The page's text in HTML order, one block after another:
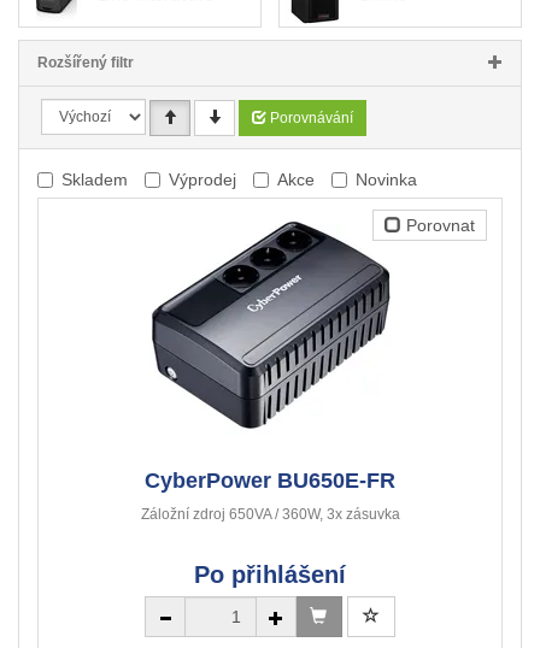
Rozšířený filtr
Porovnávání
Skladem Výprodej Akce Novinka
Porovnat
CyberPower BU650E-FR
Záložní zdroj 650VA / 360W, 3x zásuvka
Po přihlášení